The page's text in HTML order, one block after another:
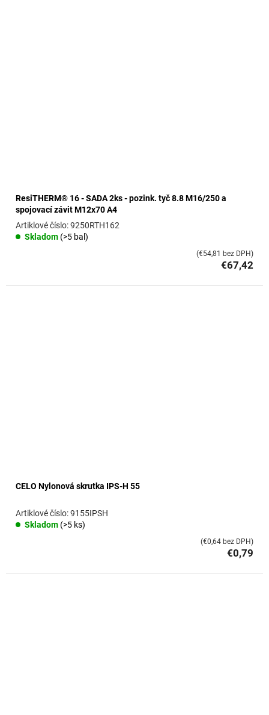
ResiTHERM® 16 - SADA 2ks - pozink. tyč 8.8 M16/250 a
spojovací závit M12x70 A4
Skladom (>5 bal)
9250RTH162
€67,42
(€54,81 bez DPH)
CELO Nylonová skrutka IPS-H 55
Skladom (>5 ks)
9155IPSH
€0,79
(€0,64 bez DPH)